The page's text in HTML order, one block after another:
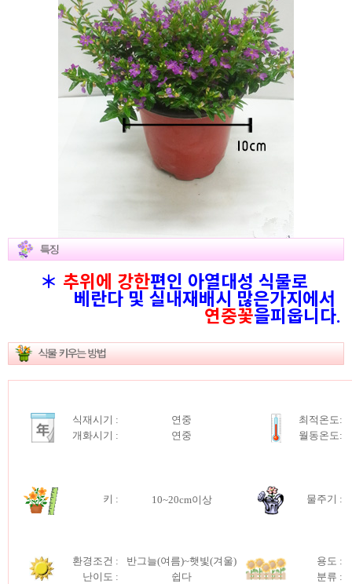
＊ 추위에 강한편인 아열대성 식물로
베란다 및 실내재배시 많은가지에서
연중꽃을피웁니다.
식재시기 :
개화시기 :
연중
연중
최적온도:
월동온도:
키 : 10~20cm이상 물주기 :
환경조건 :
난이도 :
반그늘(여름)~햇빛(겨울)
쉽다
용도 :
분류 :